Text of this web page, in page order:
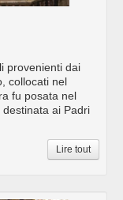
provenienti dai
collocati nel
fu posata nel
ai Padri
Lire tout